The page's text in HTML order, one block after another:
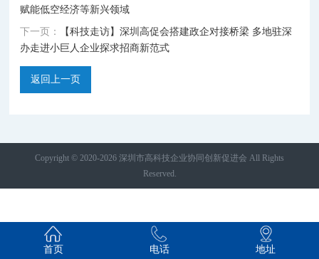
赋能低空经济等新兴领域
下一页：
【科技走访】深圳高促会搭建政企对接桥梁 多地驻深
办走进小巨人企业探求招商新范式
返回上一页
Copyright © 2020-2026 深圳市高科技企业协同创新促进会 All Rights
Reserved.
首页 电话 地址